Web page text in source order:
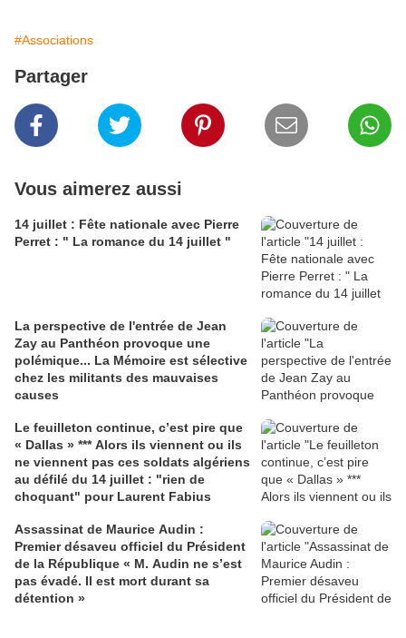
#Associations
Partager
Vous aimerez aussi
14 juillet : Fête nationale avec Pierre
Perret : " La romance du 14 juillet "
La perspective de l'entrée de Jean
Zay au Panthéon provoque une
polémique... La Mémoire est sélective
chez les militants des mauvaises
causes
Le feuilleton continue, c’est pire que
« Dallas » *** Alors ils viennent ou ils
ne viennent pas ces soldats algériens
au défilé du 14 juillet : "rien de
choquant" pour Laurent Fabius
Assassinat de Maurice Audin :
Premier désaveu officiel du Président
de la République « M. Audin ne s’est
pas évadé. Il est mort durant sa
détention »